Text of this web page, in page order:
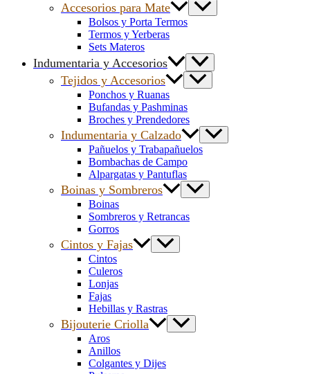
Accesorios para Mate
Bolsos y Porta Termos
Termos y Yerberas
Sets Materos
Indumentaria y Accesorios
Tejidos y Accesorios
Ponchos y Ruanas
Bufandas y Pashminas
Broches y Prendedores
Indumentaria y Calzado
Pañuelos y Trabapañuelos
Bombachas de Campo
Alpargatas y Pantuflas
Boinas y Sombreros
Boinas
Sombreros y Retrancas
Gorros
Cintos y Fajas
Cintos
Culeros
Lonjas
Fajas
Hebillas y Rastras
Bijouterie Criolla
Aros
Anillos
Colgantes y Dijes